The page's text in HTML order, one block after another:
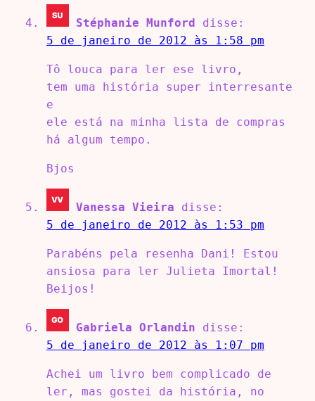
Stéphanie Munford
disse:
5 de janeiro de 2012 às 1:58 pm
Tô louca para ler ese livro,
tem uma história super interresante
e
ele está na minha lista de compras
há algum tempo.
Bjos
Vanessa Vieira
disse:
5 de janeiro de 2012 às 1:53 pm
Parabéns pela resenha Dani! Estou
ansiosa para ler Julieta Imortal!
Beijos!
Gabriela Orlandin
disse:
5 de janeiro de 2012 às 1:07 pm
Achei um livro bem complicado de
ler, mas gostei da história, no